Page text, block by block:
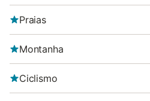
Praias
Montanha
Ciclismo